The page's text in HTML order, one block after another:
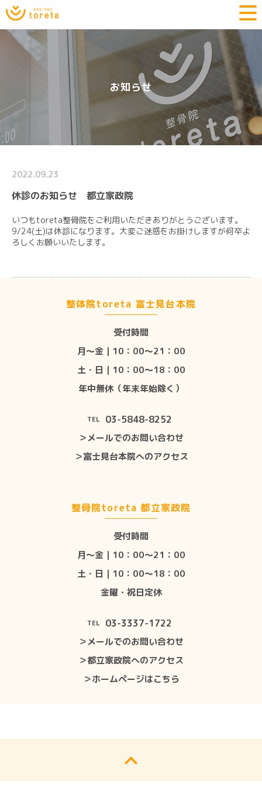
お知らせ
2022.09.23
休診のお知らせ 都立家政院
いつもtoreta整骨院をご利用いただきありがとうございます。
9/24(土)は休診になります。大変ご迷惑をお掛けしますが何卒よ
ろしくお願いいたします。
整体院toreta 富士見台本院
受付時間
月〜金｜10：00〜21：00
土・日｜10：00〜18：00
年中無休（年末年始除く）
TEL 03-5848-8252
＞メールでのお問い合わせ
＞富士見台本院へのアクセス
整骨院toreta 都立家政院
受付時間
月〜金｜10：00〜21：00
土・日｜10：00〜18：00
金曜・祝日定休
TEL 03-3337-1722
＞メールでのお問い合わせ
＞都立家政院へのアクセス
＞ホームページはこちら